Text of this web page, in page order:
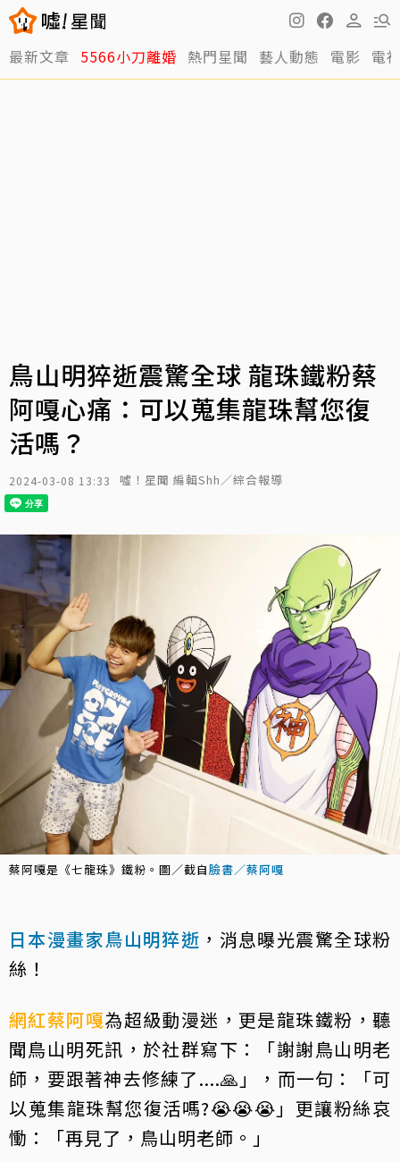
最新文章 5566小刀離婚 熱門星聞 藝人動態 電影 電
鳥山明猝逝震驚全球 龍珠鐵粉蔡
阿嘎心痛：可以蒐集龍珠幫您復
活嗎？
2024-03-08 13:33 噓！星聞 編輯Shh／綜合報導
蔡阿嘎是《七龍珠》鐵粉。圖／截自臉書／蔡阿嘎
日本漫畫家鳥山明猝逝 ，消息曝光震驚全球粉
絲！
網紅蔡阿嘎為超級動漫迷，更是龍珠鐵粉，聽
聞鳥山明死訊，於社群寫下：「謝謝鳥山明老
師，要跟著神去修練了....🙏」，而一句：「可
以蒐集龍珠幫您復活嗎?😭😭😭」更讓粉絲哀
慟：「再見了，鳥山明老師。」